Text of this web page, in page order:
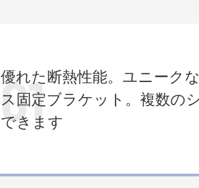
優れた断熱性能。ユニーク
ス固定ブラケット。複数の
できます
01